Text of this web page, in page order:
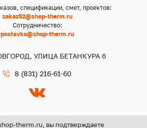
спецификации, смет, проектов:
zakaz52@shop-therm.ru
Сотрудничество:
postavka@shop-therm.ru
УЛИЦА БЕТАНКУРА 6
8 (831) 216-61-60
therm.ru, вы подтверждаете